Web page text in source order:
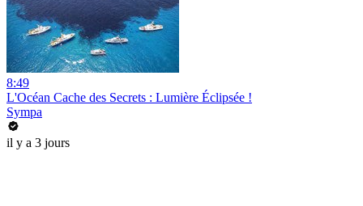
8:49
L'Océan Cache des Secrets : Lumière Éclipsée !
Sympa
il y a 3 jours